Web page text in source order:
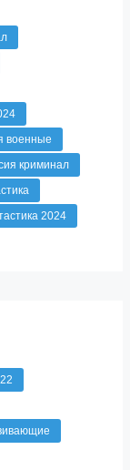
военные
криминал
2024